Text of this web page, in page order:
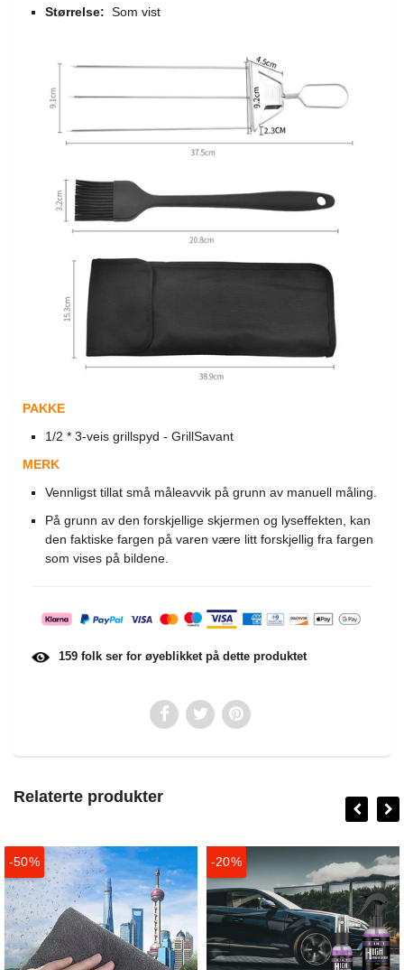
Størrelse: Som vist
PAKKE
1/2 * 3-veis grillspyd - GrillSavant
MERK
Vennligst tillat små måleavvik på grunn av manuell måling.
På grunn av den forskjellige skjermen og lyseffekten, kan
den faktiske fargen på varen være litt forskjellig fra fargen
som vises på bildene.
159 folk ser for øyeblikket på dette produktet
Relaterte produkter
-50% -20%